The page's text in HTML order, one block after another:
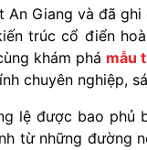
An Giang và đã
trúc cổ điển
khám phá mẫu
chuyên nghiệp,
lệ được bao
từ những đường